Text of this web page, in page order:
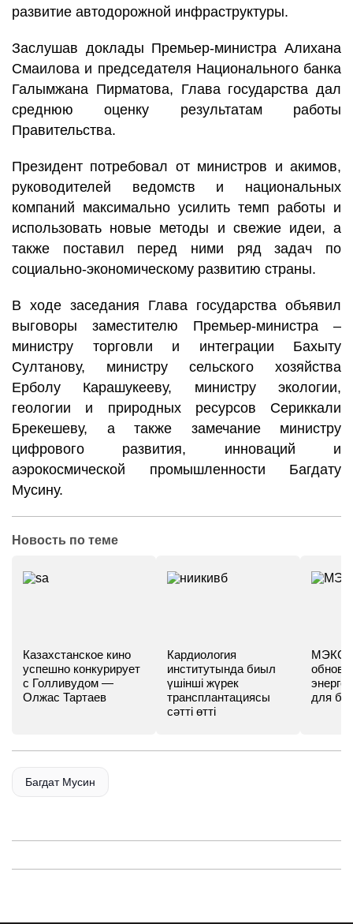
развитие автодорожной инфраструктуры.
Заслушав доклады Премьер-министра Алихана
Смаилова и председателя Национального банка
Галымжана Пирматова, Глава государства дал
среднюю оценку результатам работы
Правительства.
Президент потребовал от министров и акимов,
руководителей ведомств и национальных
компаний максимально усилить темп работы и
использовать новые методы и свежие идеи, а
также поставил перед ними ряд задач по
социально-экономическому развитию страны.
В ходе заседания Глава государства объявил
выговоры заместителю Премьер-министра –
министру торговли и интеграции Бахыту
Султанову, министру сельского хозяйства
Ерболу Карашукееву, министру экологии,
геологии и природных ресурсов Сериккали
Брекешеву, а также замечание министру
цифрового развития, инноваций и
аэрокосмической промышленности Багдату
Мусину.
Новость по теме
Казахстанское кино
успешно конкурирует
с Голливудом —
Олжас Тартаев
Кардиология
институтында биыл
үшінші жүрек
трансплантациясы
сәтті өтті
МЭКС -
для
Багдат Мусин